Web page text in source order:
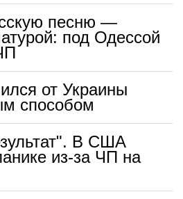
песню —
под Одессой
от Украины
способом
В США
из-за ЧП на